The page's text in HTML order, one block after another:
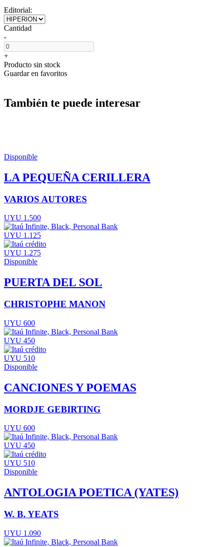
Editorial:
Cantidad
-
+
Producto sin stock
Guardar en favoritos
También te puede interesar
Disponible
LA PEQUEÑA CERILLERA
VARIOS AUTORES
UYU 1.500
UYU 1.125
UYU 1.275
Disponible
PUERTA DEL SOL
CHRISTOPHE MANON
UYU 600
UYU 450
UYU 510
Disponible
CANCIONES Y POEMAS
MORDJE GEBIRTING
UYU 600
UYU 450
UYU 510
Disponible
ANTOLOGIA POETICA (YATES)
W. B. YEATS
UYU 1.090